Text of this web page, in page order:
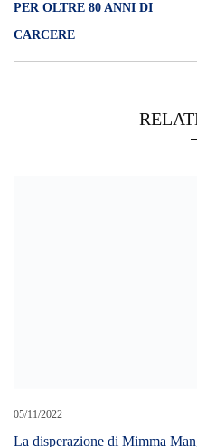
PER OLTRE 80 ANNI DI
CARCERE